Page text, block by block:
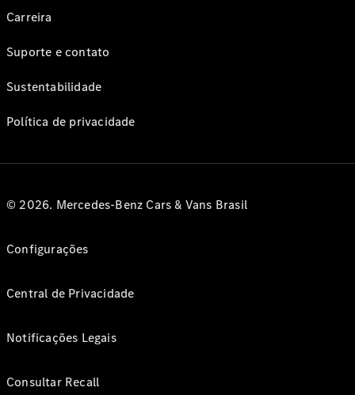
Carreira
Suporte e contato
Sustentabilidade
Política de privacidade
© 2026. Mercedes-Benz Cars & Vans Brasil
Configurações
Central de Privacidade
Notificações Legais
Consultar Recall